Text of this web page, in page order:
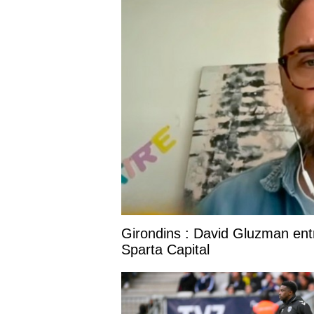
Girondins : David Gluzman
Sparta Capital